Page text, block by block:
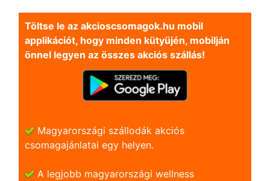
Töltse le az akcioscsomagok.hu mobil
applikációt, hogy minden kütyüjén, mobilján
önnel legyen az összes akciós szállás!
Magyarországi szállodák akciós
csomagajánlatai egy helyen.
A legjobb magyarországi wellness